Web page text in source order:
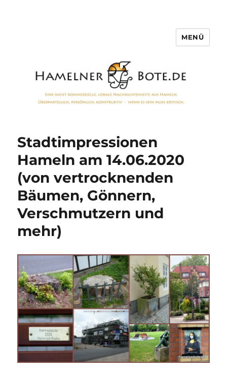
MENÜ
Stadtimpressionen
Hameln am 14.06.2020
(von vertrocknenden
Bäumen, Gönnern,
Verschmutzern und
mehr)